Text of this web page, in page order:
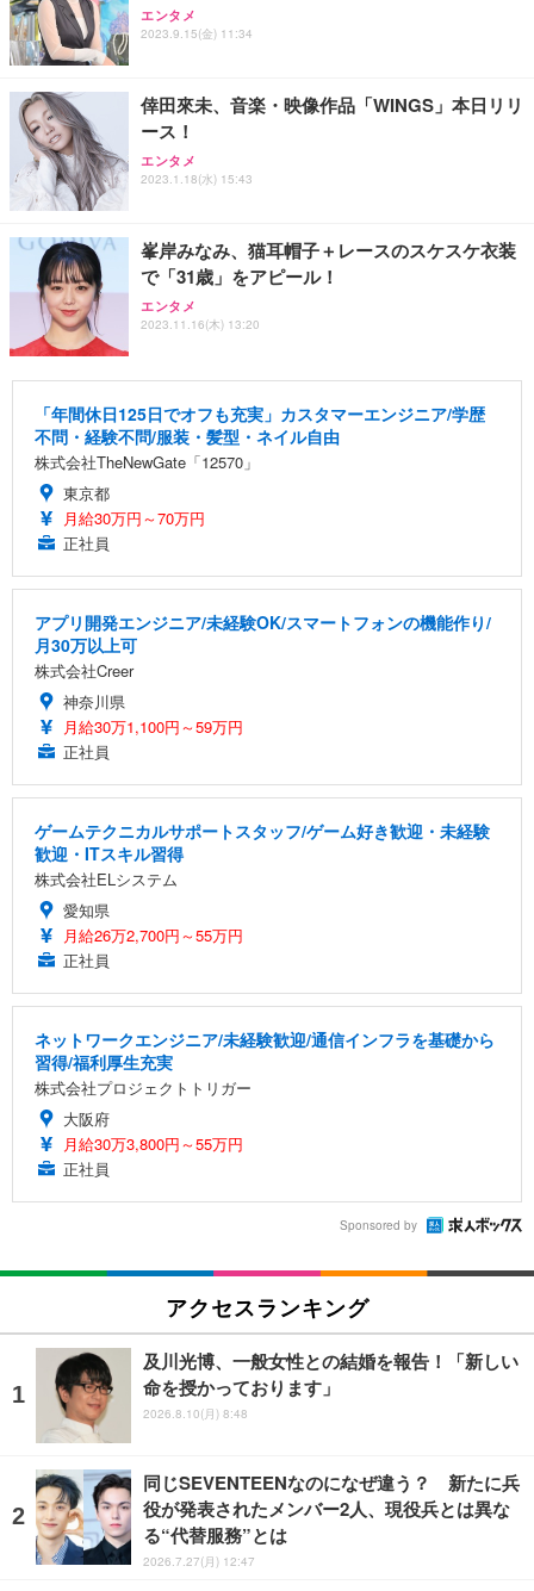
エンタメ
2023.9.15(金) 11:34
倖田來未、音楽・映像作品「WINGS」本日リリ
ース！
エンタメ
2023.1.18(水) 15:43
峯岸みなみ、猫耳帽子＋レースのスケスケ衣装
で「31歳」をアピール！
エンタメ
2023.11.16(木) 13:20
「年間休日125日でオフも充実」カスタマーエンジニア/学歴
不問・経験不問/服装・髪型・ネイル自由
株式会社TheNewGate「12570」
東京都
月給30万円～70万円
正社員
アプリ開発エンジニア/未経験OK/スマートフォンの機能作り/
月30万以上可
株式会社Creer
神奈川県
月給30万1,100円～59万円
正社員
ゲームテクニカルサポートスタッフ/ゲーム好き歓迎・未経験
歓迎・ITスキル習得
株式会社ELシステム
愛知県
月給26万2,700円～55万円
正社員
ネットワークエンジニア/未経験歓迎/通信インフラを基礎から
習得/福利厚生充実
株式会社プロジェクトトリガー
大阪府
月給30万3,800円～55万円
正社員
Sponsored by
アクセスランキング
及川光博、一般女性との結婚を報告！「新しい
命を授かっております」
2026.8.10(月) 8:48
同じSEVENTEENなのになぜ違う？ 新たに兵
役が発表されたメンバー2人、現役兵とは異な
る“代替服務”とは
2026.7.27(月) 12:47